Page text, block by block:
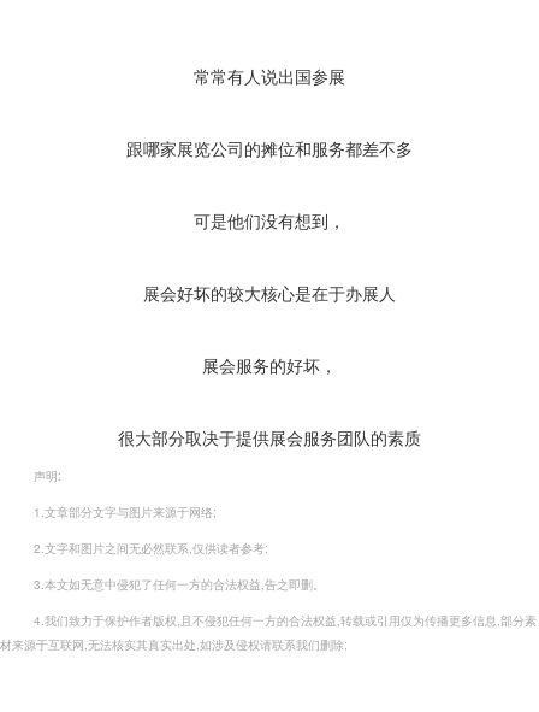
常常有人说出国参展
跟哪家展览公司的摊位和服务都差不多
可是他们没有想到，
展会好坏的较大核心是在于办展人
展会服务的好坏，
很大部分取决于提供展会服务团队的素质
声明:
1.文章部分文字与图片来源于网络;
2.文字和图片之间无必然联系,仅供读者参考;
3.本文如无意中侵犯了任何一方的合法权益,告之即删。
4.我们致力于保护作者版权,且不侵犯任何一方的合法权益,转载或引用仅为传播更多信息,部分素
材来源于互联网,无法核实其真实出处,如涉及侵权请联系我们删除;